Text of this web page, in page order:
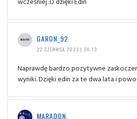
GARON_92
22 CZERWCA 2023 | 20:13
Naprawdę bardzo pozytywne
wyniki. Dzięki edin za te dwa lata i
MARADON.